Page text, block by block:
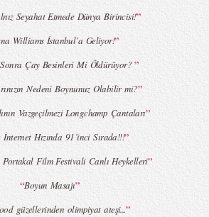
Koleksiyonu MBFWI - Burçe Bekrek 2015 Yaz Koleksiyonu
Seyahat Etmede Dünya Birincisi!”
Williams İstanbul’a Geliyor!”
Sonra Çay Besinleri Mi Öldürüyor?”
Nedeni Boynunuz Olabilir mi?”
Vazgeçilmezi Longchamp Çantaları”
İnternet Hızında 91’inci Sırada!!!”
Portakal Film Festivali Canlı Heykelleri”
“Boyun Masajı”
güzellerinden olimpiyat ateşi...”